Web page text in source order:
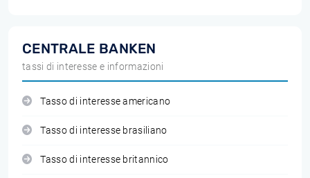
CENTRALE BANKEN
tassi di interesse e informazioni
Tasso di interesse americano
Tasso di interesse brasiliano
Tasso di interesse britannico